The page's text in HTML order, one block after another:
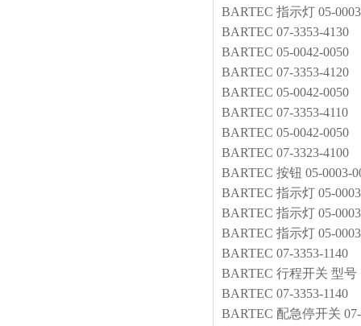
BARTEC 指示灯 05-
BARTEC 07-3353-4130
BARTEC 05-0042-0050
BARTEC 07-3353-4120
BARTEC 05-0042-0050
BARTEC 07-3353-4110
BARTEC 05-0042-0050
BARTEC 07-3323-4100
BARTEC 按钮 05-0003-
BARTEC 指示灯 05-
BARTEC 指示灯 05-
BARTEC 指示灯 05-
BARTEC 07-3353-1140
BARTEC 行程开关 型号
BARTEC 07-3353-1140
BARTEC 配急停开关